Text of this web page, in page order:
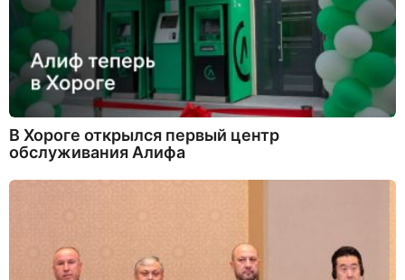
В Хороге открылся первый центр
обслуживания Алифа